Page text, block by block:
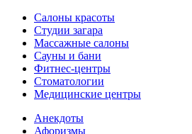
Салоны красоты
Студии загара
Массажные салоны
Сауны и бани
Фитнес-центры
Стоматологии
Медицинские центры
Анекдоты
Афоризмы